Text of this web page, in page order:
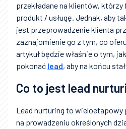
przekładane na klientów,
produkt / usługę. Jednak, aby
jest przeprowadzenie klienta
zaznajomienie go z tym, co
artykuł będzie właśnie o tym,
pokonać lead, aby na końcu
Co to jest lead
Lead nurturing to wieloetapowy
na prowadzeniu określonych